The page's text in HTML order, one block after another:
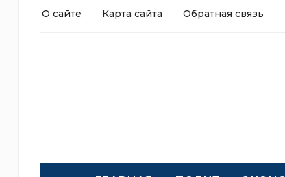
О сайте Карта сайта Обратная связь